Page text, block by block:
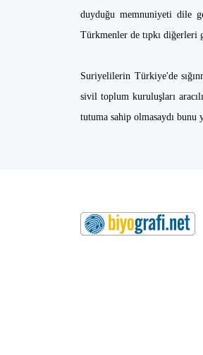
duyduğu memnuniyeti dile
Türkmenler de tıpkı diğerleri
Suriyelilerin Türkiye'de
sivil toplum kuruluşları
tutuma sahip olmasaydı